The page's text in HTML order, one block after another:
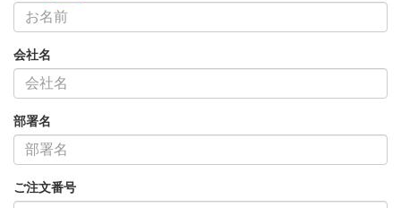
会社名
部署名
ご注文番号